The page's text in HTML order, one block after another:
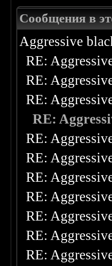
Сообщения в
Aggressive
RE:
RE:
RE:
RE:
RE:
RE:
RE:
RE:
RE:
RE:
RE: